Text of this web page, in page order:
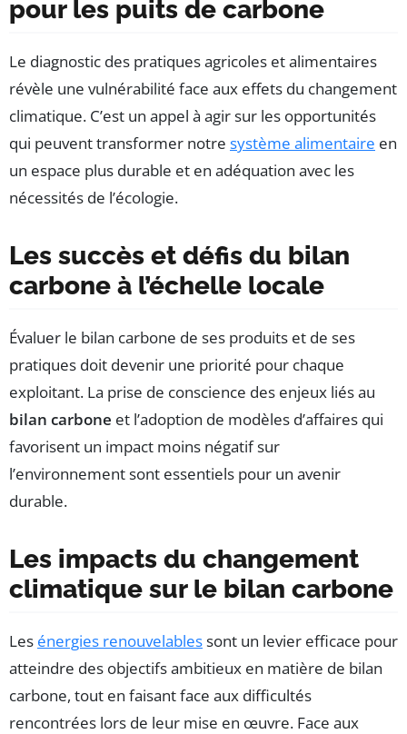
pour les puits de carbone
Le diagnostic des pratiques agricoles et alimentaires
révèle une vulnérabilité face aux effets du changement
climatique. C’est un appel à agir sur les opportunités
qui peuvent transformer notre système alimentaire en
un espace plus durable et en adéquation avec les
nécessités de l’écologie.
Les succès et défis du bilan
carbone à l’échelle locale
Évaluer le bilan carbone de ses produits et de ses
pratiques doit devenir une priorité pour chaque
exploitant. La prise de conscience des enjeux liés au
bilan carbone et l’adoption de modèles d’affaires qui
favorisent un impact moins négatif sur
l’environnement sont essentiels pour un avenir
durable.
Les impacts du changement
climatique sur le bilan carbone
Les énergies renouvelablessont un levier efficace pour
atteindre des objectifs ambitieux en matière de bilan
carbone, tout en faisant face aux difficultés
rencontrées lors de leur mise en œuvre. Face aux